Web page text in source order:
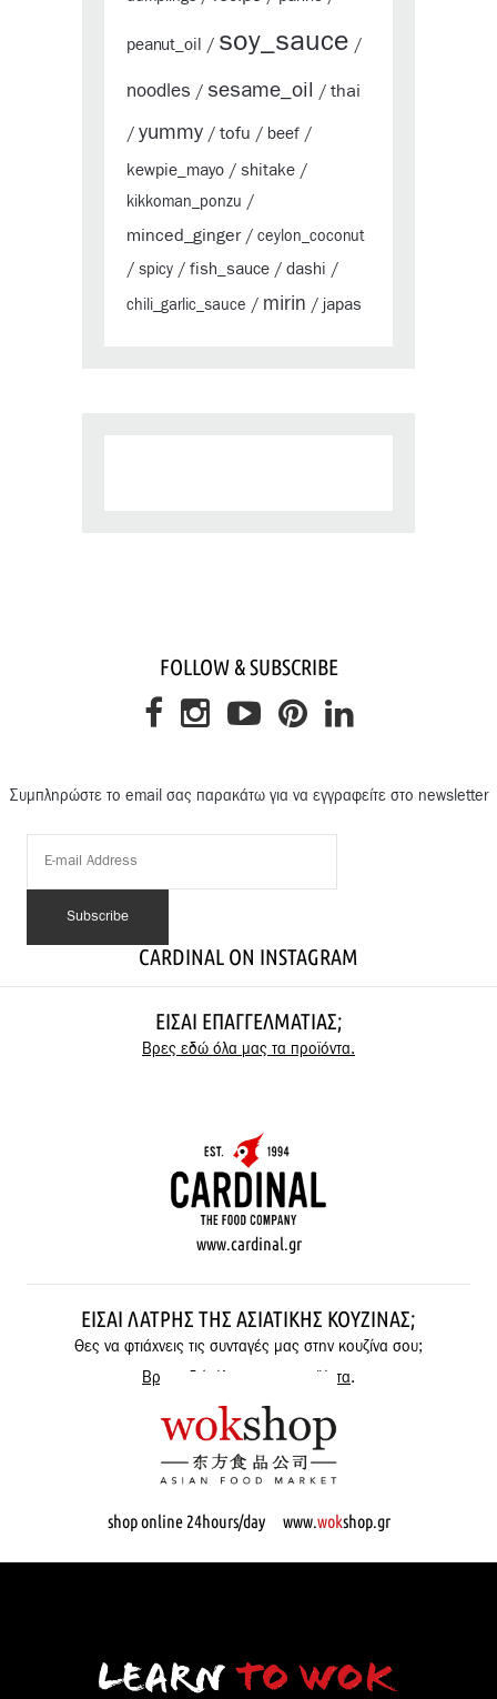
peanut_oil / soy_sauce /
noodles / sesame_oil / thai
/ yummy / tofu / beef /
kewpie_mayo / shitake /
kikkoman_ponzu /
minced_ginger/ ceylon_coconut
/ spicy / fish_sauce / dashi /
chili_garlic_sauce / mirin / japas
FOLLOW & SUBSCRIBE
Συμπληρώστε το email σας παρακάτω για να εγγραφείτε στο newsletter
CARDINAL ON INSTAGRAM
ΕΊΣΑΙ ΕΠΑΓΓΕΛΜΑΤΊΑΣ;
Βρες εδώ όλα μας τα προϊόντα.
www.cardinal.gr
ΕΊΣΑΙ ΛΆΤΡΗΣ ΤΗΣ ΑΣΙΑΤΙΚΉΣ ΚΟΥΖΊΝΑΣ;
Θες να φτιάχνεις τις συνταγές μας στην κουζίνα σου;
Βρες εδώ όλα μας τα προϊόντα.
shop online 24hours/day www.wokshop.gr